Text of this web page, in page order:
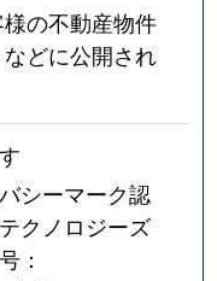
の不動産物件
どに公開され
シーマーク認
クノロジーズ
：